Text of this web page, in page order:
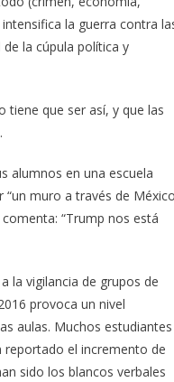
la guerra contra
la cúpula política y
tiene que ser así, y que las
alumnos en una escuela
“un muro a través de
“Trump nos está
la vigilancia de grupos de
provoca un nivel
aulas. Muchos estudiantes
reportado el incremento de
sido los blancos verbales